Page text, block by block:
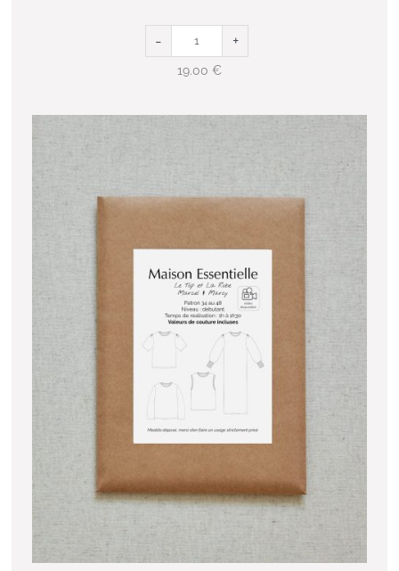
- +
19.00 €